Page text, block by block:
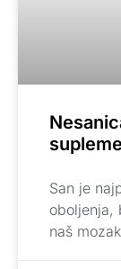
San je
oboljenja,
naš